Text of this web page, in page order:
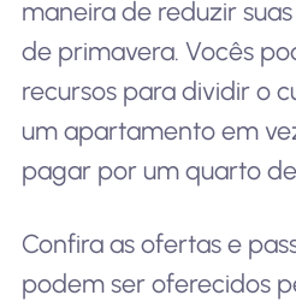
maneira de reduzir
de primavera. Vocês
recursos para dividir o
um apartamento em
pagar por um quarto
Confira as ofertas e
podem ser oferecidos